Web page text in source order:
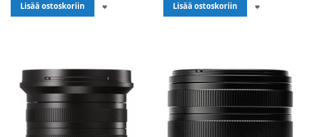
Lisää ostoskoriin Lisää ostoskoriin